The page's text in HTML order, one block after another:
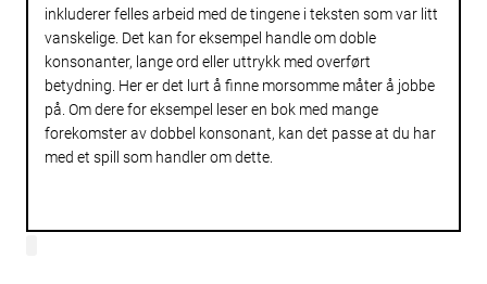
inkluderer felles arbeid med de tingene i teksten som var litt
vanskelige. Det kan for eksempel handle om doble
konsonanter, lange ord eller uttrykk med overført
betydning. Her er det lurt å finne morsomme måter å jobbe
på. Om dere for eksempel leser en bok med mange
forekomster av dobbel konsonant, kan det passe at du har
med et spill som handler om dette.